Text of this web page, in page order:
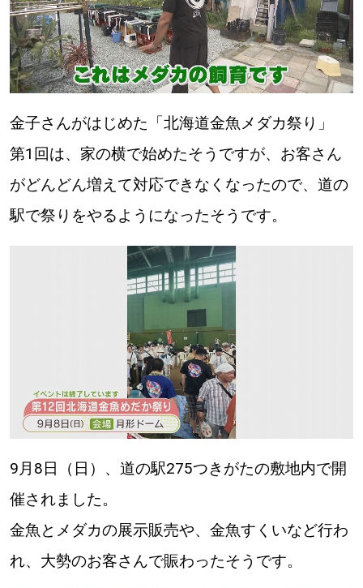
金子さんがはじめた「北海道金魚メダカ祭り」
第1回は、家の横で始めたそうですが、お客さん
がどんどん増えて対応できなくなったので、道の
駅で祭りをやるようになったそうです。
9月8日（日）、道の駅275つきがたの敷地内で開
催されました。
金魚とメダカの展示販売や、金魚すくいなど行わ
れ、大勢のお客さんで賑わったそうです。